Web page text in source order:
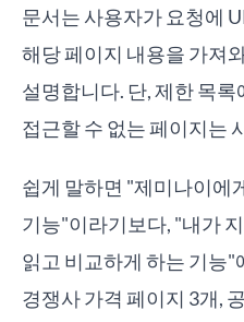
문서는 사용자가 요청에
해당 페이지 내용을 가져
설명합니다. 단, 제한 목
접근할 수 없는 페이지는
쉽게 말하면 "제미나이에
기능"이라기보다, "내가
읽고 비교하게 하는 기능"
경쟁사 가격 페이지 3개,